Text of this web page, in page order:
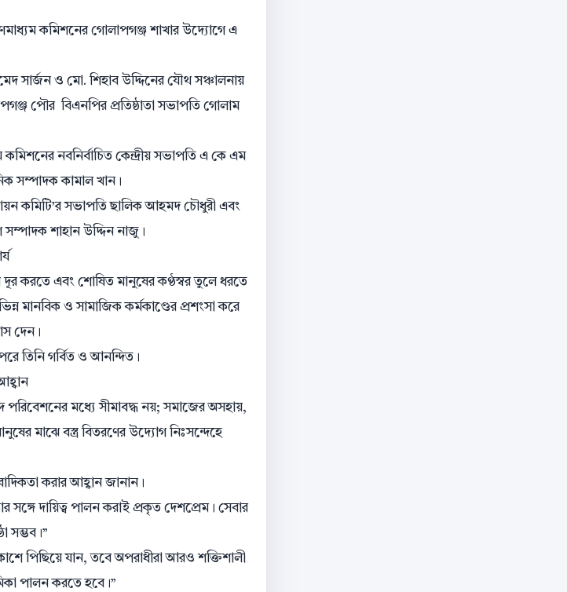
কমিশনের গোলাপগঞ্জ শাখার উদ্যোগে এ
সার্জন ও মো. শিহাব উদ্দিনের যৌথ সঞ্চালনায়
পৌর বিএনপির প্রতিষ্ঠাতা সভাপতি গোলাম
নবনির্বাচিত কেন্দ্রীয় সভাপতি এ কে এম
সম্পাদক কামাল খান।
কমিটি’র সভাপতি ছালিক আহমদ চৌধুরী এবং
শাহান উদ্দিন নাজু।
দূর করতে এবং শোষিত মানুষের কণ্ঠস্বর তুলে ধরতে
মানবিক ও সামাজিক কর্মকাণ্ডের প্রশংসা করে
দেন।
তিনি গর্বিত ও আনন্দিত।
মধ্যে সীমাবদ্ধ নয়; সমাজের অসহায়,
মাঝে বস্ত্র বিতরণের উদ্যোগ নিঃসন্দেহে
করার আহ্বান জানান।
সঙ্গে দায়িত্ব পালন করাই প্রকৃত দেশপ্রেম। সেবার
সম্ভব।”
পিছিয়ে যান, তবে অপরাধীরা আরও শক্তিশালী
পালন করতে হবে।”